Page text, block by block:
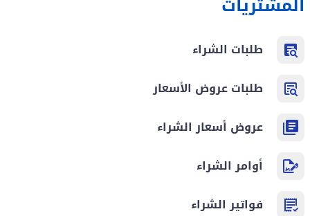
طلبات الشراء
طلبات عروض الأسعار
عروض أسعار الشراء
أوامر الشراء
فواتير الشراء